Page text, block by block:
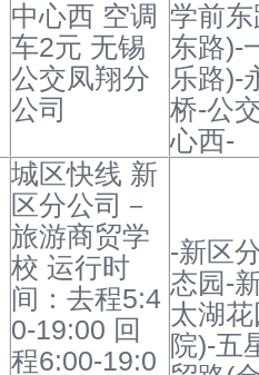
中心西 空调
车2元 无锡
公交凤翔分
公司
学前
东路)-
乐路)-
桥-公
心西-
城区快线 新
区分公司－
旅游商贸学
校 运行时
间：去程5:4
0-19:00 回
程6:00-19:0
-新区
态园-
太湖
院)-五